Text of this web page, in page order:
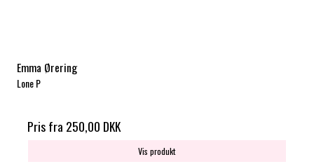
Emma Ørering
Lone P
Pris fra 250,00 DKK
Vis produkt